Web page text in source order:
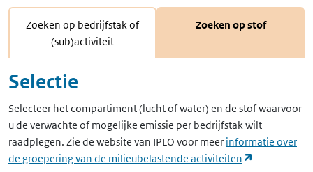
Zoeken op bedrijfstak of
(sub)activiteit
Zoeken op stof
Selectie
Selecteer het compartiment (lucht of water) en de stof waarvoor
u de verwachte of mogelijke emissie per bedrijfstak wilt
raadplegen. Zie de website van IPLO voor meer informatie over
de groepering van de milieubelastende activiteiten